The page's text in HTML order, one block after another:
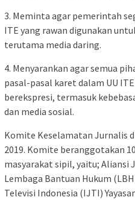
3. Meminta agar pemerintah
ITE yang rawan digunakan
terutama media daring.
4. Menyarankan agar semua
pasal-pasal karet dalam UU
berekspresi, termasuk
dan media sosial.
Komite Keselamatan Jurnalis
2019. Komite beranggotakan
masyarakat sipil, yaitu; Aliansi
Lembaga Bantuan Hukum
Televisi Indonesia (IJTI)